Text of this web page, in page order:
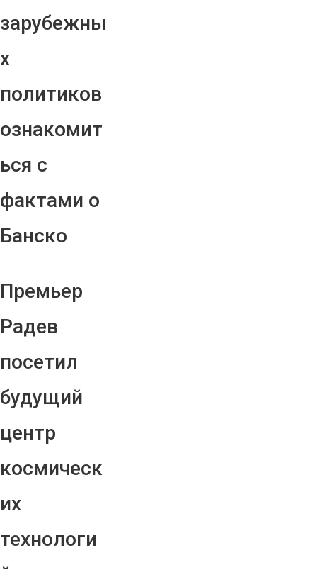
зарубежны
х
политиков
ознакомит
ься с
фактами о
Банско
Премьер
Радев
посетил
будущий
центр
космическ
их
технологи